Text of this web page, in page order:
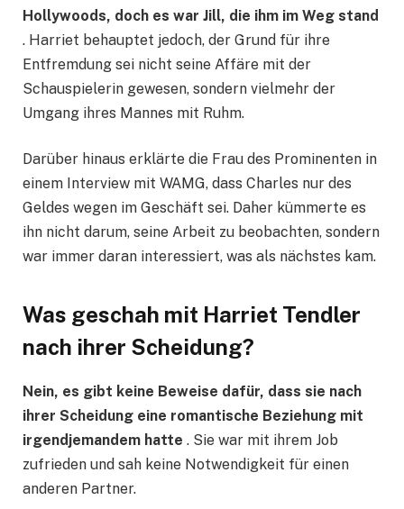
Hollywoods, doch es war Jill, die ihm im Weg stand
. Harriet behauptet jedoch, der Grund für ihre
Entfremdung sei nicht seine Affäre mit der
Schauspielerin gewesen, sondern vielmehr der
Umgang ihres Mannes mit Ruhm.
Darüber hinaus erklärte die Frau des Prominenten in
einem Interview mit WAMG, dass Charles nur des
Geldes wegen im Geschäft sei. Daher kümmerte es
ihn nicht darum, seine Arbeit zu beobachten, sondern
war immer daran interessiert, was als nächstes kam.
Was geschah mit Harriet Tendler
nach ihrer Scheidung?
Nein, es gibt keine Beweise dafür, dass sie nach
ihrer Scheidung eine romantische Beziehung mit
irgendjemandem hatte . Sie war mit ihrem Job
zufrieden und sah keine Notwendigkeit für einen
anderen Partner.